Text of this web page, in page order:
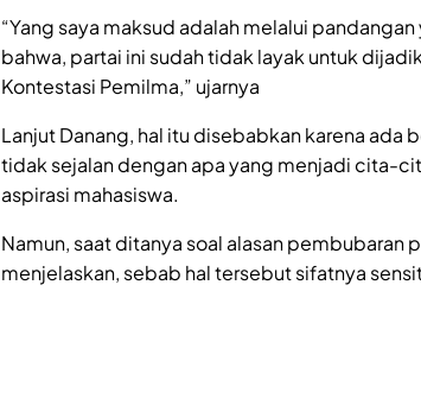
“Yang saya maksud adalah melalui
bahwa, partai ini sudah tidak layak untuk
Kontestasi Pemilma,” ujarnya
Lanjut Danang, hal itu disebabkan karena ada
tidak sejalan dengan apa yang menjadi cita-
aspirasi mahasiswa.
Namun, saat ditanya soal alasan pembubaran
menjelaskan, sebab hal tersebut sifatnya